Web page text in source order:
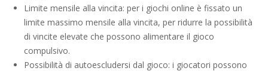
Limite mensile alla vincita: per i giochi online è fissato un
limite massimo mensile alla vincita, per ridurre la possibilità
di vincite elevate che possono alimentare il gioco
compulsivo.
Possibilità di autoescludersi dal gioco: i giocatori possono